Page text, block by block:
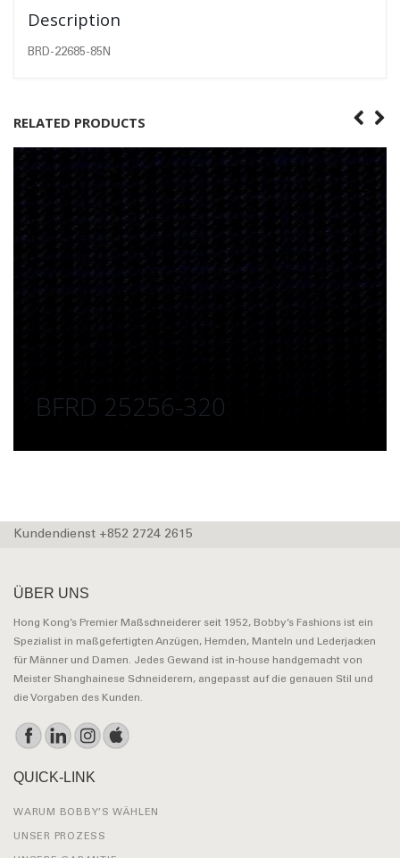
Description
BRD-22685-85N
RELATED PRODUCTS
BFRD 25256-320
Kundendienst +852 2724 2615
ÜBER UNS
Hong Kong’s Premier Maßschneiderer seit 1952, Bobby’s Fashions ist ein
Spezialist in maßgefertigten Anzügen, Hemden, Manteln und Lederjacken
für Männer und Damen. Jedes Gewand ist in-house handgemacht von
Meister Shanghainese Schneiderern, angepasst auf die genauen Stil und
die Vorgaben des Kunden.
QUICK-LINK
WARUM BOBBY’S WÄHLEN
UNSER PROZESS